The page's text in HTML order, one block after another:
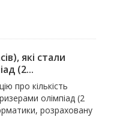
які стали
(2...
про кількість
олімпіад (2
розраховану